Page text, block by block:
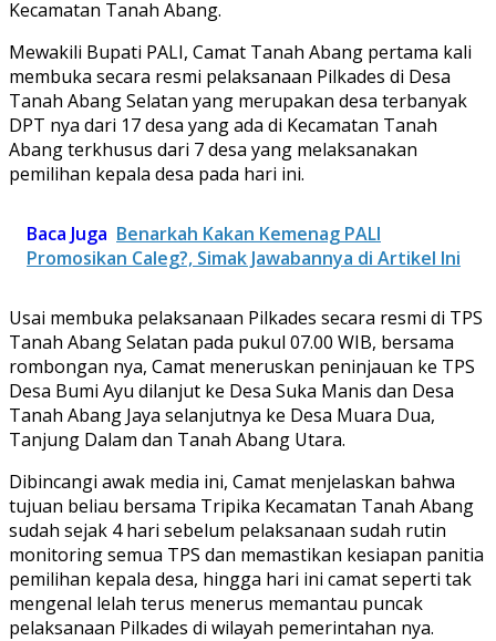
Kecamatan Tanah Abang.
Mewakili Bupati PALI, Camat Tanah Abang pertama kali
membuka secara resmi pelaksanaan Pilkades di Desa
Tanah Abang Selatan yang merupakan desa terbanyak
DPT nya dari 17 desa yang ada di Kecamatan Tanah
Abang terkhusus dari 7 desa yang melaksanakan
pemilihan kepala desa pada hari ini.
Baca Juga Benarkah Kakan Kemenag PALI
Promosikan Caleg?, Simak Jawabannya di Artikel Ini
Usai membuka pelaksanaan Pilkades secara resmi di TPS
Tanah Abang Selatan pada pukul 07.00 WIB, bersama
rombongan nya, Camat meneruskan peninjauan ke TPS
Desa Bumi Ayu dilanjut ke Desa Suka Manis dan Desa
Tanah Abang Jaya selanjutnya ke Desa Muara Dua,
Tanjung Dalam dan Tanah Abang Utara.
Dibincangi awak media ini, Camat menjelaskan bahwa
tujuan beliau bersama Tripika Kecamatan Tanah Abang
sudah sejak 4 hari sebelum pelaksanaan sudah rutin
monitoring semua TPS dan memastikan kesiapan panitia
pemilihan kepala desa, hingga hari ini camat seperti tak
mengenal lelah terus menerus memantau puncak
pelaksanaan Pilkades di wilayah pemerintahan nya.